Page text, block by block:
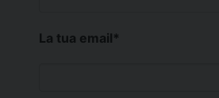
La tua email*